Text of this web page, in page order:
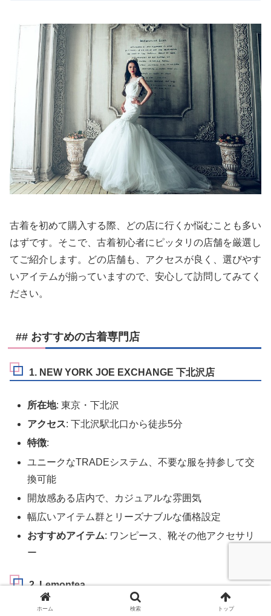
古着を初めて購入する際、どの店に行くか悩むことも多い
はずです。そこで、古着初心者にピッタリの店舗を厳選し
てご紹介します。どの店舗も、アクセスが良く、選びやす
いアイテムが揃っていますので、安心して訪問してみてく
ださい。
## おすすめの古着専門店
1. NEW YORK JOE EXCHANGE 下北沢店
所在地: 東京・下北沢
アクセス: 下北沢駅北口から徒歩5分
特徴:
ユニークなTRADEシステム、不要な服を持参して交
換可能
開放感ある店内で、カジュアルな雰囲気
幅広いアイテム群とリーズナブルな価格設定
おすすめアイテム: ワンピース、靴その他アクセサリ
ー
2. Lemontea
ホーム 検索 トップ